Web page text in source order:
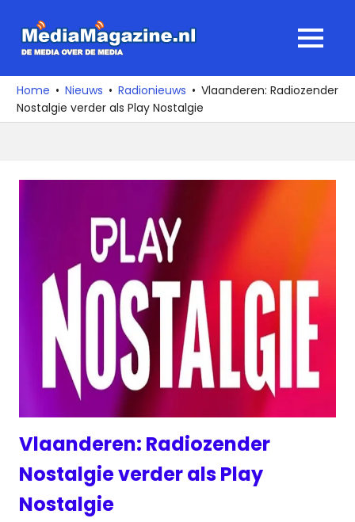
naar
media
over
de
MENU
Home Nieuws Radionieuws
Vlaanderen: Radiozender
Nostalgie verder als Play Nostalgie
Vlaanderen: Radiozender
Nostalgie verder als Play
Nostalgie